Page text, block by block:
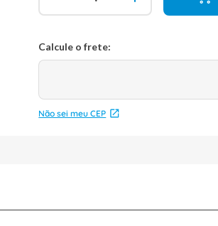
Não sei meu CEP